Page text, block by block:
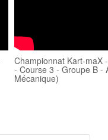
Championnat Kart-maX
- Course 3 - Groupe B -
Mécanique)